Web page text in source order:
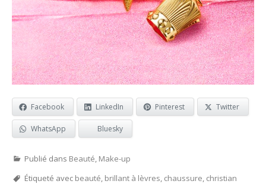
Facebook LinkedIn Pinterest Twitter
WhatsApp Bluesky
Publié dans Beauté, Make-up
Étiqueté avec beauté, brillant à lèvres, chaussure, christian